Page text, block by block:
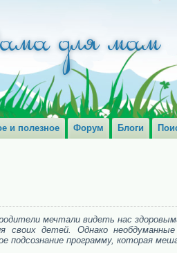
и полезное Форум Блоги
мечтали видеть нас
своих детей. Однако
подсознание программу, которая